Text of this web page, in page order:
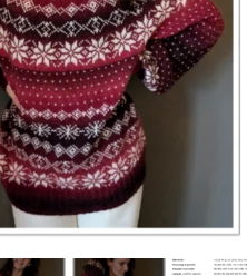
Garn Mondial
Strømpegarn
Opskrifter
Bøger
Steinbach Pinde
Tilbehør